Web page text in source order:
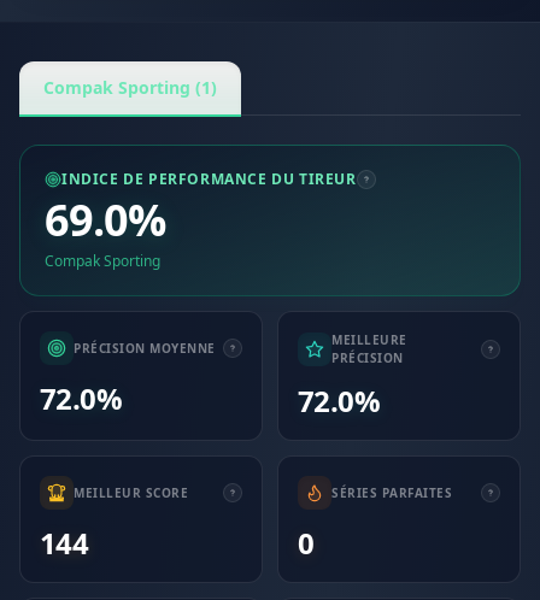
Compak Sporting (1)
INDICE DE PERFORMANCE DU TIREUR
69.0%
Compak Sporting
PRÉCISION MOYENNE
72.0%
MEILLEURE
PRÉCISION
72.0%
MEILLEUR SCORE
144
SÉRIES PARFAITES
0